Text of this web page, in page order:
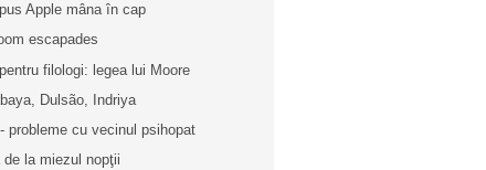
Apple mâna în cap
escapades
filologi: legea lui Moore
Dulsão, Indriya
probleme cu vecinul psihopat
de la miezul nopţii